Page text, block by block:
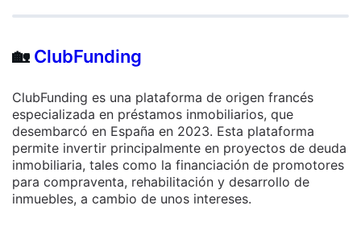
🏡 ClubFunding
ClubFunding es una plataforma de origen francés
especializada en préstamos inmobiliarios, que
desembarcó en España en 2023. Esta plataforma
permite invertir principalmente en proyectos de deuda
inmobiliaria, tales como la financiación de promotores
para compraventa, rehabilitación y desarrollo de
inmuebles, a cambio de unos intereses.